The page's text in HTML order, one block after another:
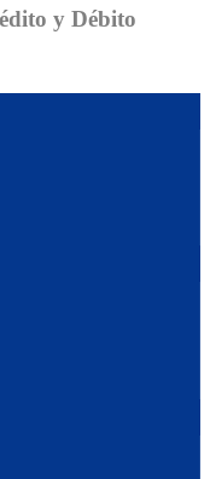
y Débito